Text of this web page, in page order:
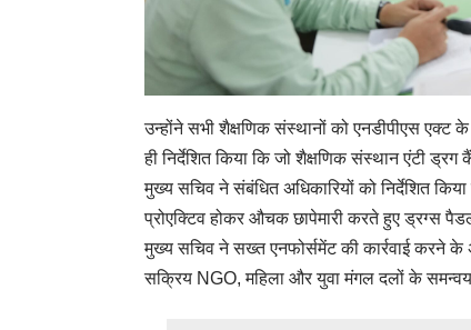
उन्होंने सभी शैक्षणिक संस्थानों को एनडीपीएस एक्ट
ही निर्देशित किया कि जो शैक्षणिक संस्थान एंटी
मुख्य सचिव ने संबंधित अधिकारियों को निर्देशित
प्रोएक्टिव होकर औचक छापेमारी करते हुए ड्रग्स
मुख्य सचिव ने सख्त एनफोर्समेंट की कार्रवाई करने के
सक्रिय NGO, महिला और युवा मंगल दलों के